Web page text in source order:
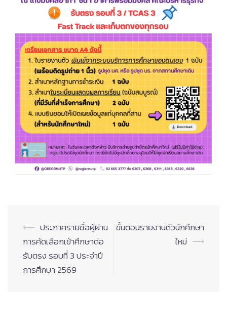
Post
navigation
⟵ ประกาศรายชื่อผู้ผ่าน
การคัดเลือกเข้าศึกษาต่อ
รับตรง รอบที่ 3 ประจำปี
การศึกษา 2569
ขั้นตอนรายงานตัวนักศึกษา
ใหม่ ⟶